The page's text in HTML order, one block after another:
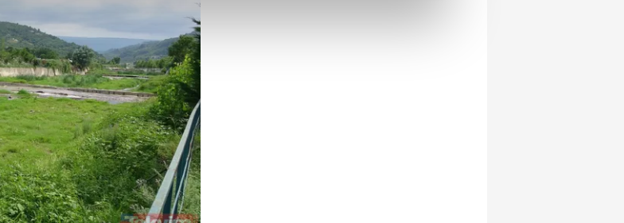
Sitemizde kendimize ve üçüncü kişilere ait çerezler kullanılmaktadır. Bu
olup gerekli olan çerezler bilgi toplumu hizmetlerinin sunulması
daha işlevsel kılınması ve kişiselleştirilmesi ve sizlere yönelik
sınırlı olarak açık rızanız dahilinde kullanılacaktır.
vasıtasıyla belirleyebilirsiniz. Çerezlere ilişkin detaylı bilgi için Ayarlar
ziyaret edebilirsiniz.
hazırlanmış Aydınlatma Metnimizi okumak ve sitemizde ilgili
bilgi almak için lütfentıklayınız.